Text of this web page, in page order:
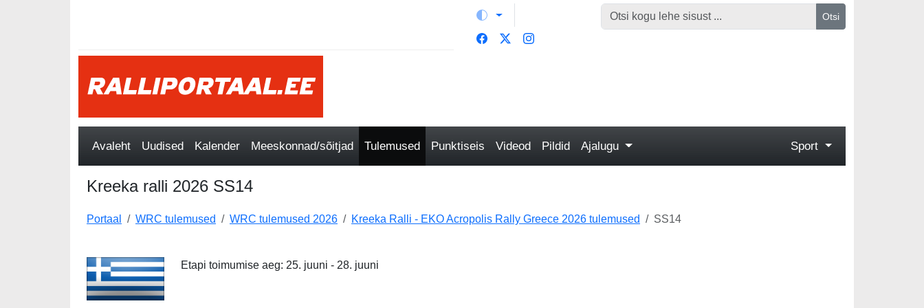
Otsi
Avaleht Uudised Kalender Meeskonnad/sõitjad Tulemused Punktiseis Videod Pildid Ajalugu Sport
Kreeka ralli 2026 SS14
Portaal WRC tulemused WRC tulemused 2026 Kreeka Ralli - EKO Acropolis Rally Greece 2026 tulemused SS14
Etapi toimumise aeg: 25. juuni - 28. juuni